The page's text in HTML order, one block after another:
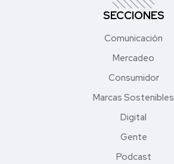
SECCIONES
Comunicación
Mercadeo
Consumidor
Marcas Sostenibles
Digital
Gente
Podcast